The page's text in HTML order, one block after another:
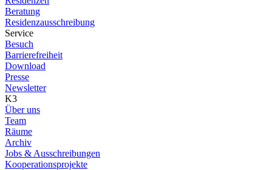
Beratung
Residenzausschreibung
Service
Besuch
Barrierefreiheit
Download
Presse
Newsletter
K3
Über uns
Team
Räume
Archiv
Jobs & Ausschreibungen
Kooperationsprojekte